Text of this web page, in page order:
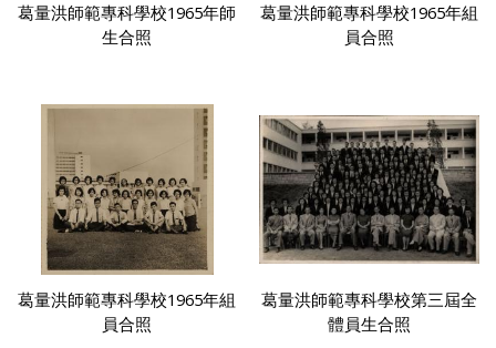
葛量洪師範專科學校1965年師
生合照
葛量洪師範專科學校1965年組
員合照
葛量洪師範專科學校1965年組
員合照
葛量洪師範專科學校第三屆全
體員生合照